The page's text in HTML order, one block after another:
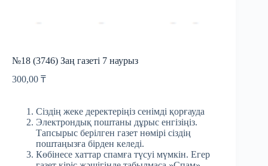
№18 (3746) Заң газеті 7 наурыз
300,00 ₸
Сіздің жеке деректеріңіз сенімді қорғауда
Электрондық поштаны дұрыс енгізіңіз.
Тапсырыс берілген газет нөмірі сіздің
поштаңызға бірден келеді.
Көбінесе хаттар спамға түсуі мүмкін. Егер